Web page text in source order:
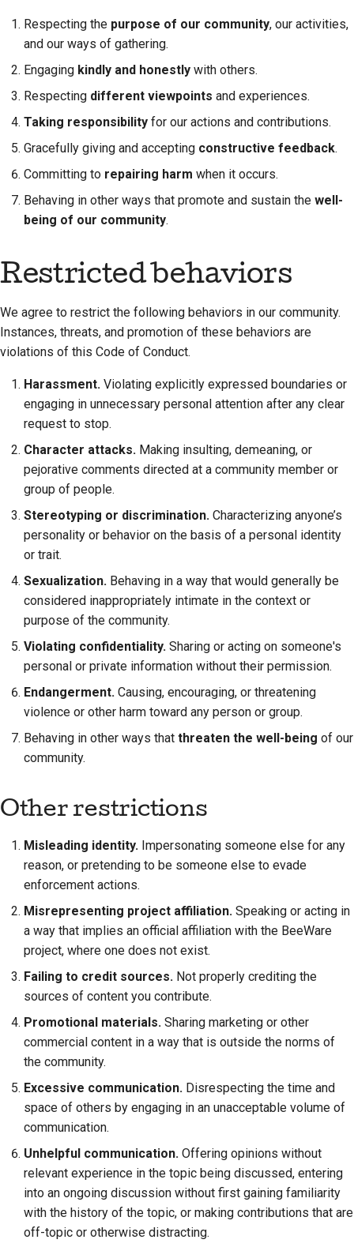
சேர்த்தல்
புல் ரிக்வெஸ்டைச்
சமர்ப்பித்தல்
புதிய சிக்கலைச்
புதிய அம்சத்தை
முன்மொழிதல்
மொழிபெயர்த்தல்
புல் ரிக்வெஸ்ட் மதிப்பாய்வு
செயல்முறை
வெளியீட்டு செயல்முறை
கலைமருத்துவக்
கொள்கை
குறியீட்டு நடை வழிகாட்டி
Respecting the purpose of our community, our activities,
and our ways of gathering.
Engaging kindly and honestly with others.
Respecting different viewpoints and experiences.
Taking responsibility for our actions and contributions.
Gracefully giving and accepting constructive feedback.
Committing to repairing harm when it occurs.
Behaving in other ways that promote and sustain the well-
being of our community.
Restricted behaviors
We agree to restrict the following behaviors in our community.
Instances, threats, and promotion of these behaviors are
violations of this Code of Conduct.
Harassment. Violating explicitly expressed boundaries or
engaging in unnecessary personal attention after any clear
request to stop.
Character attacks. Making insulting, demeaning, or
pejorative comments directed at a community member or
group of people.
Stereotyping or discrimination. Characterizing anyone’s
personality or behavior on the basis of a personal identity
or trait.
Sexualization. Behaving in a way that would generally be
considered inappropriately intimate in the context or
purpose of the community.
Violating confidentiality. Sharing or acting on someone's
personal or private information without their permission.
Endangerment. Causing, encouraging, or threatening
violence or other harm toward any person or group.
Behaving in other ways that threaten the well-being of our
community.
Other restrictions
Misleading identity. Impersonating someone else for any
reason, or pretending to be someone else to evade
enforcement actions.
Misrepresenting project affiliation. Speaking or acting in
a way that implies an official affiliation with the BeeWare
project, where one does not exist.
Failing to credit sources. Not properly crediting the
sources of content you contribute.
Promotional materials. Sharing marketing or other
commercial content in a way that is outside the norms of
the community.
Excessive communication. Disrespecting the time and
space of others by engaging in an unacceptable volume of
communication.
Unhelpful communication. Offering opinions without
relevant experience in the topic being discussed, entering
into an ongoing discussion without first gaining familiarity
with the history of the topic, or making contributions that are
off-topic or otherwise distracting.